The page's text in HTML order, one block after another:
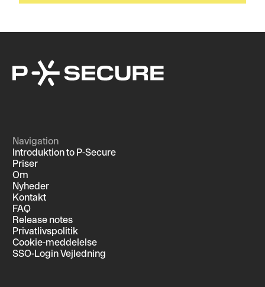
Navigation
Introduktion to P-Secure
Priser
Om
Nyheder
Kontakt
FAQ
Release notes
Privatlivspolitik
Cookie-meddelelse
SSO-Login Vejledning